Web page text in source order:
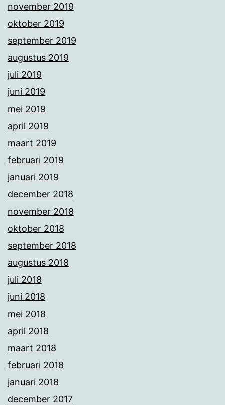
november 2019
oktober 2019
september 2019
augustus 2019
juli 2019
juni 2019
mei 2019
april 2019
maart 2019
februari 2019
januari 2019
december 2018
november 2018
oktober 2018
september 2018
augustus 2018
juli 2018
juni 2018
mei 2018
april 2018
maart 2018
februari 2018
januari 2018
december 2017